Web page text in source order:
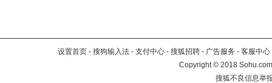
设置首页 - 搜狗输入法 - 支付中心 - 搜狐招聘 - 广告服务 - 客服中心
Copyright©2018
搜狐不良信息举